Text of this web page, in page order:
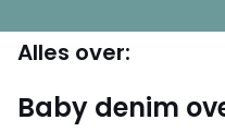
Alles over:
Baby denim